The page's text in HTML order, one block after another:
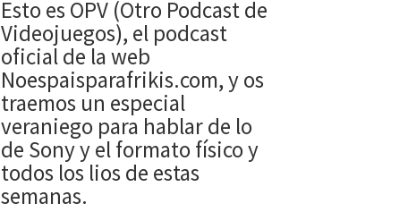
Esto es OPV (Otro Podcast de
Videojuegos), el podcast
oficial de la web
Noespaisparafrikis.com, y os
traemos un especial
veraniego para hablar de lo
de Sony y el formato físico y
todos los lios de estas
semanas.